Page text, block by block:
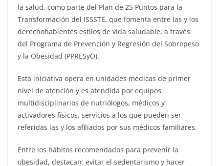
la salud, como parte del Plan de 25 Puntos para la
Transformación del ISSSTE, que fomenta entre las y los
derechohabientes estilos de vida saludable, a través
del Programa de Prevención y Regresión del Sobrepeso
y la Obesidad (PPRESyO).
Esta iniciativa opera en unidades médicas de primer
nivel de atención y es atendida por equipos
multidisciplinarios de nutriólogos, médicos y
activadores físicos, servicios a los que pueden ser
referidas las y los afiliados por sus médicos familiares.
Entre los hábitos recomendados para prevenir la
obesidad, destacan: evitar el sedentarismo y hacer